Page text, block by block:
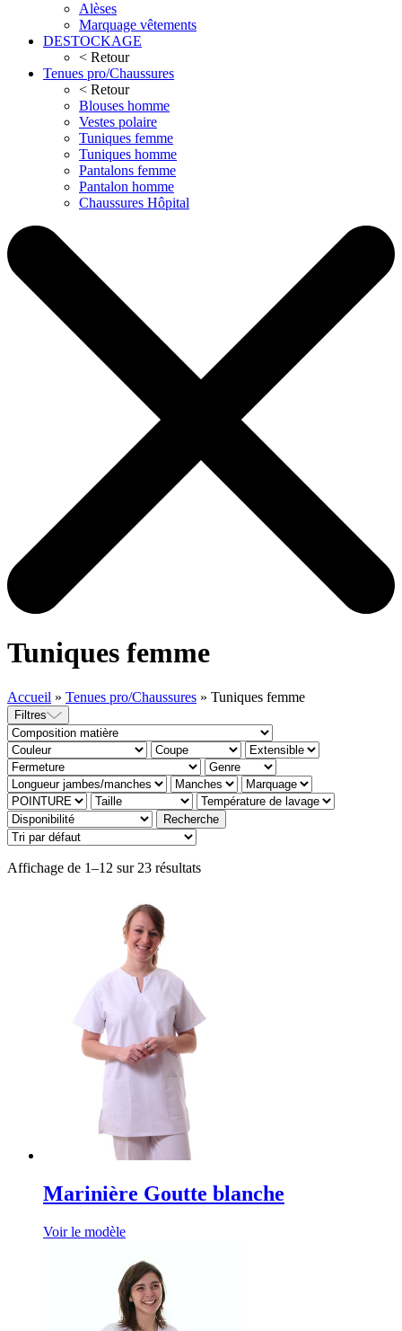
Alèses
Marquage vêtements
DESTOCKAGE
< Retour
Tenues pro/Chaussures
< Retour
Blouses homme
Vestes polaire
Tuniques femme
Tuniques homme
Pantalons femme
Pantalon homme
Chaussures Hôpital
Tuniques femme
Accueil » Tenues pro/Chaussures » Tuniques femme
Filtres
Affichage de 1–12 sur 23 résultats
Marinière Goutte blanche
Voir le modèle